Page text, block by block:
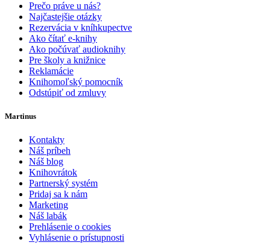
Prečo práve u nás?
Najčastejšie otázky
Rezervácia v kníhkupectve
Ako čítať e-knihy
Ako počúvať audioknihy
Pre školy a knižnice
Reklamácie
Knihomoľský pomocník
Odstúpiť od zmluvy
Martinus
Kontakty
Náš príbeh
Náš blog
Knihovrátok
Partnerský systém
Pridaj sa k nám
Marketing
Náš labák
Prehlásenie o cookies
Vyhlásenie o prístupnosti